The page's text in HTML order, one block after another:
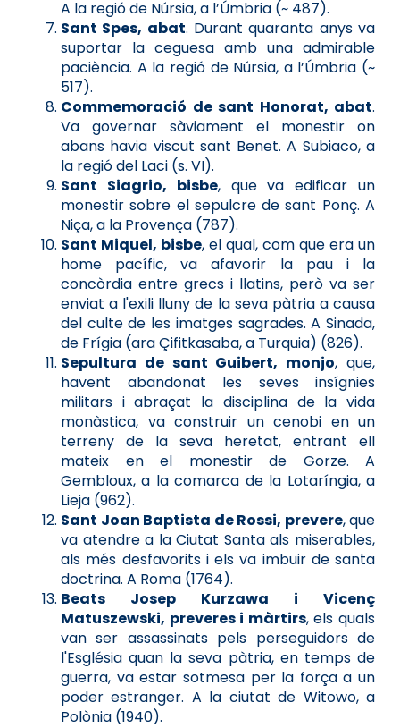
A la regió de Núrsia, a l’Úmbria (~ 487).
Sant Spes, abat. Durant quaranta anys va
suportar la ceguesa amb una admirable
paciència. A la regió de Núrsia, a l’Úmbria (~
517).
Commemoració de sant Honorat, abat.
Va governar sàviament el monestir on
abans havia viscut sant Benet. A Subiaco, a
la regió del Laci (s. VI).
Sant Siagrio, bisbe, que va edificar un
monestir sobre el sepulcre de sant Ponç. A
Niça, a la Provença (787).
Sant Miquel, bisbe, el qual, com que era un
home pacífic, va afavorir la pau i la
concòrdia entre grecs i llatins, però va ser
enviat a l'exili lluny de la seva pàtria a causa
del culte de les imatges sagrades. A Sinada,
de Frígia (ara Çifitkasaba, a Turquia) (826).
Sepultura de sant Guibert, monjo, que,
havent abandonat les seves insígnies
militars i abraçat la disciplina de la vida
monàstica, va construir un cenobi en un
terreny de la seva heretat, entrant ell
mateix en el monestir de Gorze. A
Gembloux, a la comarca de la Lotaríngia, a
Lieja (962).
Sant Joan Baptista de Rossi, prevere, que
va atendre a la Ciutat Santa als miserables,
als més desfavorits i els va imbuir de santa
doctrina. A Roma (1764).
Beats Josep Kurzawa i Vicenç
Matuszewski, preveres i màrtirs, els quals
van ser assassinats pels perseguidors de
l'Església quan la seva pàtria, en temps de
guerra, va estar sotmesa per la força a un
poder estranger. A la ciutat de Witowo, a
Polònia (1940).